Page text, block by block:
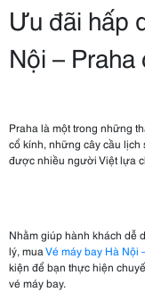
Ưu đãi hấp
Nội –
Praha là một trong những
cổ kính, những cây cầu
được nhiều người Việt lựa
Nhằm giúp hành khách dễ
lý, muaVé máy bay Hà Nội
kiện để bạn thực hiện
vé máy bay.